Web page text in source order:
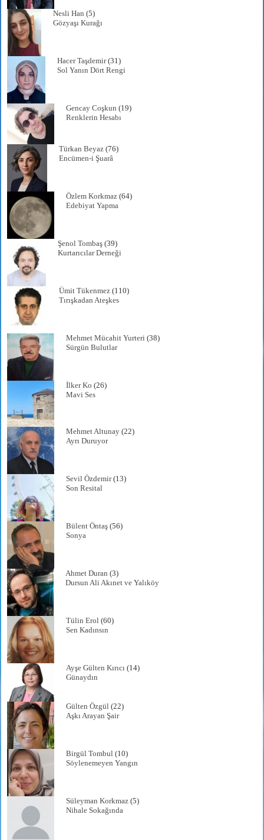
Nesli Han (5)
Gözyaşı Kurağı
Hacer Taşdemir(31)
Sol Yanın Dört Rengi
Gencay Coşkun (19)
Renklerin Hesabı
Türkan Beyaz (76)
Encümen-i Şuarâ
Özlem Korkmaz (64)
Edebiyat Yapma
Şenol Tombaş (39)
Kurtarıcılar Derneği
Ümit Tükenmez (110)
Tırışkadan Ateşkes
Mehmet Mücahit Yurteri (38)
Sürgün Bulutlar
İlker Ko (26)
Mavi Ses
Mehmet Altunay (22)
Ayrı Duruyor
Sevil Özdemir(13)
Son Resital
Bülent Öntaş (56)
Sonya
Ahmet Duran (3)
Dursun Ali Akınet ve Yalıköy
Tülin Erol (60)
Sen Kadınsın
Ayşe Gülten Kırıcı (14)
Günaydın
Gülten Özgül (22)
Aşkı Arayan Şair
Birgül Tombul (10)
Söylenemeyen Yangın
Süleyman Korkmaz (5)
Nihale Sokağında